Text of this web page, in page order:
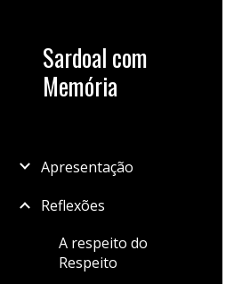
Sardoal com
Memória
Apresentação
Reflexões
A respeito do
Respeito